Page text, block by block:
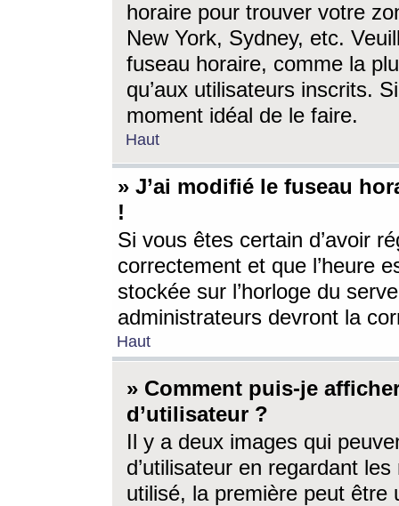
horaire pour trouver votre
New York, Sydney, etc.
fuseau horaire, comme la
qu’aux utilisateurs inscrits.
moment idéal de le faire.
Haut
» J’ai modifié le fuseau
!
Si vous êtes certain d’avoir
correctement et que l’heure
stockée sur l’horloge du
administrateurs devront la
Haut
» Comment puis-je
d’utilisateur ?
Il y a deux images qui
d’utilisateur en regardant
utilisé, la première peut être